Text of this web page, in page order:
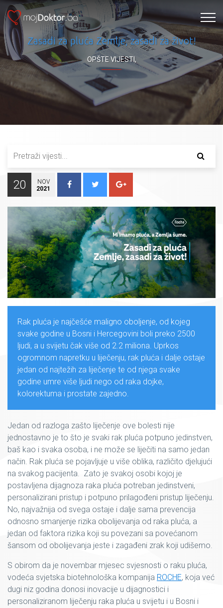
Zasadi za pluća Zemlje, zasadi za život!
OPŠTE VIJESTI,
20
NOV
2021
Rak pluća je najčešće maligno oboljenje, od kojeg
svake godine u Bosni i Hercegovini boli preko 2500
ljudi, a u svijetu čak više od 2.2 miliona. Uprkos
ogromnom napretku u liječenju, rak pluća i dalje ostaje
jedan od najtežih za liječenje te od njega svake
godine umre više ljudi nego od raka dojke,
kolorektuma i prostate zajedno.
Jedan od razloga zašto liječenje ove bolesti nije
jednostavno je to što je svaki rak pluća potpuno jedinstven,
baš kao i svaka osoba, i ne može se liječiti na samo jedan
način. Rak pluća se pojavljuje u više oblika, različito djelujući
na svakog pacijenta. Zato je svakoj osobi kojoj je
postavljena dijagnoza raka pluća potreban jedinstveni,
personalizirani pristup i potpuno prilagođeni pristup liječenju.
No, najvažnija od svega ostaje i dalje sama prevencija
odnosno smanjenje rizika obolijevanja od raka pluća, a
jedan od faktora rizika koji su povezani sa povećanom
šansom od obolijevanja jeste i zagađeni zrak koji udišemo.
S obirom da je novembar mjesec svjesnosti o raku pluća,
vodeća svjetska biotehnološka kompanija ROCHE, koja već
dugi niz godina donosi inovacije u dijagnostici i
personaliziranom liječenju raka pluća u svijetu i u Bosni i